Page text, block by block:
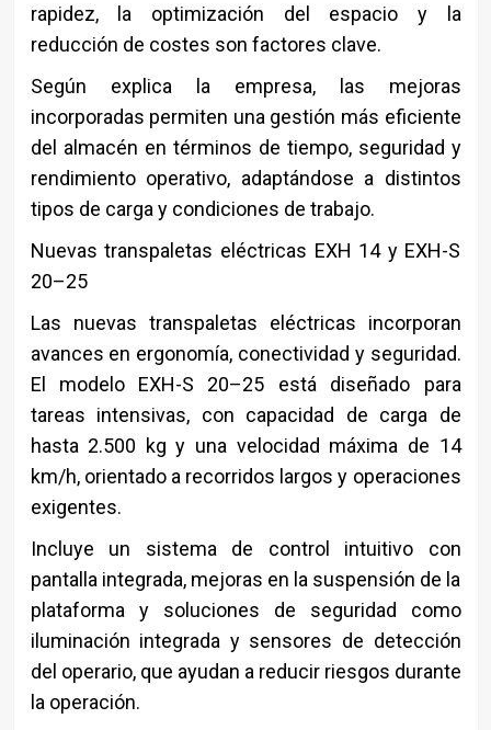
rapidez, la optimización del espacio y la
reducción de costes son factores clave.
Según explica la empresa, las mejoras
incorporadas permiten una gestión más eficiente
del almacén en términos de tiempo, seguridad y
rendimiento operativo, adaptándose a distintos
tipos de carga y condiciones de trabajo.
Nuevas transpaletas eléctricas EXH 14 y EXH-S
20–25
Las nuevas transpaletas eléctricas incorporan
avances en ergonomía, conectividad y seguridad.
El modelo EXH-S 20–25 está diseñado para
tareas intensivas, con capacidad de carga de
hasta 2.500 kg y una velocidad máxima de 14
km/h, orientado a recorridos largos y operaciones
exigentes.
Incluye un sistema de control intuitivo con
pantalla integrada, mejoras en la suspensión de la
plataforma y soluciones de seguridad como
iluminación integrada y sensores de detección
del operario, que ayudan a reducir riesgos durante
la operación.